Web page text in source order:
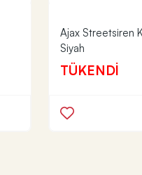
Ajax Streetsiren
Siyah
TÜKENDİ